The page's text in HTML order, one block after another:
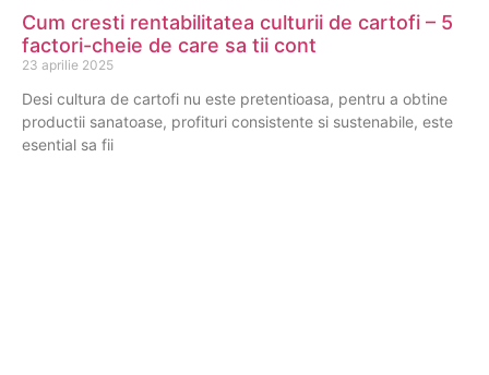
Cum cresti rentabilitatea culturii de cartofi – 5
factori-cheie de care sa tii cont
23 aprilie 2025
Desi cultura de cartofi nu este pretentioasa, pentru a obtine
productii sanatoase, profituri consistente si sustenabile, este
esential sa fii